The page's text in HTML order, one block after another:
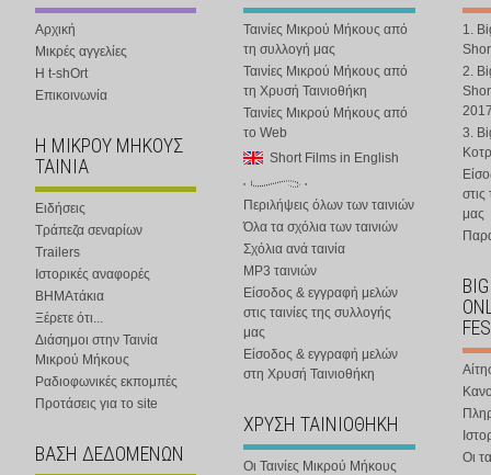
Αρχική
Μικρές αγγελίες
Η t-shOrt
Επικοινωνία
Η ΜΙΚΡΟΥ ΜΗΚΟΥΣ
ΤΑΙΝΙΑ
Ειδήσεις
Τράπεζα σεναρίων
Trailers
Ιστορικές αναφορές
ΒΗΜΑτάκια
Ξέρετε ότι...
Διάσημοι στην Ταινία
Μικρού Μήκους
Ραδιοφωνικές εκπομπές
Προτάσεις για το site
ΒΑΣΗ ΔΕΔΟΜΕΝΩΝ
Ταινίες Μικρού Μήκους από
τη συλλογή μας
Ταινίες Μικρού Μήκους από
τη Χρυσή Ταινιοθήκη
Ταινίες Μικρού Μήκους από
το Web
Short Films in English
Περιλήψεις όλων των ταινιών
Όλα τα σχόλια των ταινιών
Σχόλια ανά ταινία
MP3 ταινιών
Είσοδος & εγγραφή μελών
στις ταινίες της συλλογής
μας
Είσοδος & εγγραφή μελών
στη Χρυσή Ταινιοθήκη
ΧΡΥΣΗ ΤΑΙΝΙΟΘΗΚΗ
Οι Ταινίες Μικρού Μήκους
1.
2.
3.
στις
μας
Οι